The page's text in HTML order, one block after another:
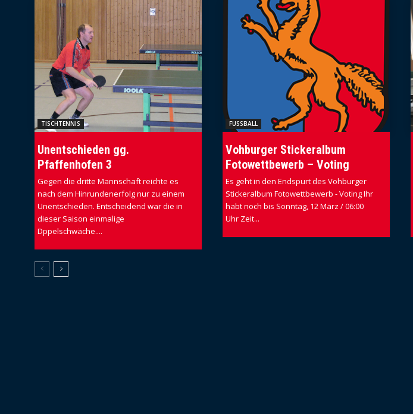
TISCHTENNIS
Unentschieden gg.
Pfaffenhofen 3
Gegen die dritte Mannschaft reichte es
nach dem Hinrundenerfolg nur zu einem
Unentschieden. Entscheidend war die in
dieser Saison einmalige
Dppelschwäche....
FUSSBALL
Vohburger Stickeralbum
Fotowettbewerb – Voting
Es geht in den Endspurt des Vohburger
Stickeralbum Fotowettbewerb - Voting Ihr
habt noch bis Sonntag, 12 März / 06:00
Uhr Zeit...